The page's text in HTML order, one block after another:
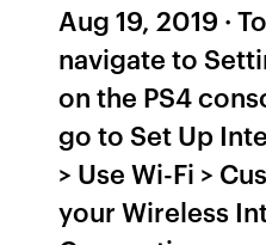
Aug 19, 2019 ·
navigate to
on the PS4
go to Set Up
> Use Wi-Fi >
your Wireless